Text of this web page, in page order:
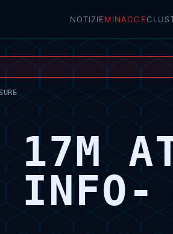
NOTIZIEMINACCE
INFO-